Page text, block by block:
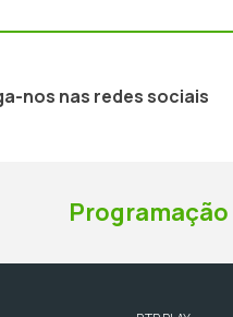
nos nas redes sociais
Programação